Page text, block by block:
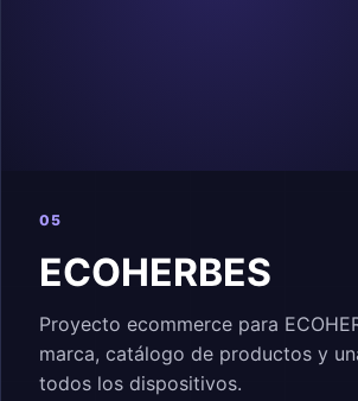
05
ECOHERBES
Proyecto ecommerce para
marca, catálogo de productos y
todos los dispositivos.